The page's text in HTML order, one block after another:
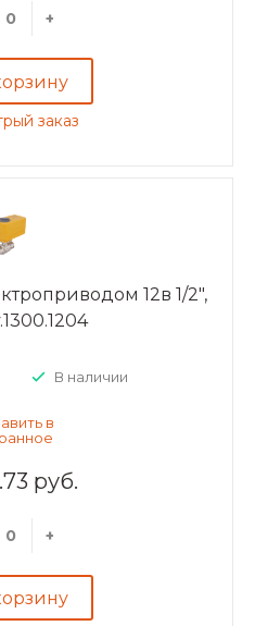
+
заказ
12в 1/2",
В наличии
руб.
+